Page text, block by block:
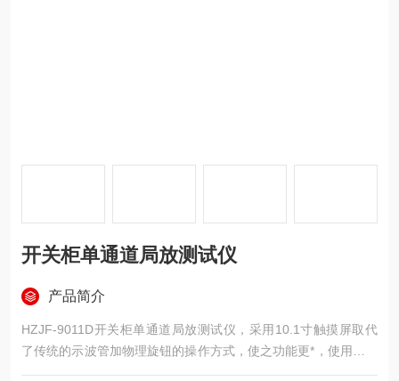
开关柜单通道局放测试仪
产品简介
HZJF-9011D开关柜单通道局放测试仪，采用10.1寸触摸屏取代
了传统的示波管加物理旋钮的操作方式，使之功能更*，使用更方
便，性能更可靠。